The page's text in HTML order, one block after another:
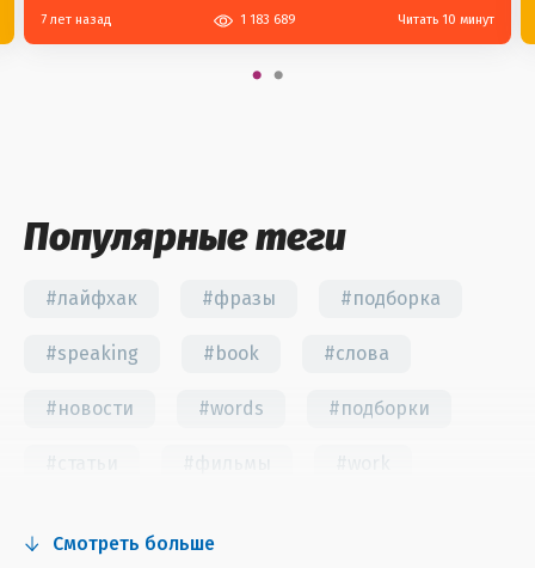
7 лет назад 1 183 689 Читать 10 минут
Популярные теги
#лайфхак #фразы #подборка
#speaking #book #слова
#новости #words #подборки
Смотреть больше